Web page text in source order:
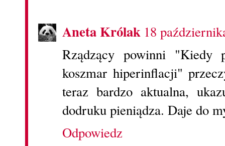
Aneta Królak 18
Rządzący powinni "Kiedy
koszmar hiperinflacji"
teraz bardzo aktualna,
dodruku pieniądza. Daje do
Odpowiedz